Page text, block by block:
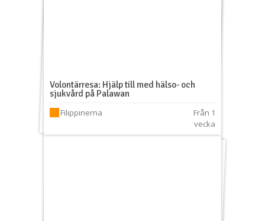
Volontärresa: Hjälp till med hälso- och
sjukvård på Palawan
Filippinerna
Från 1
vecka